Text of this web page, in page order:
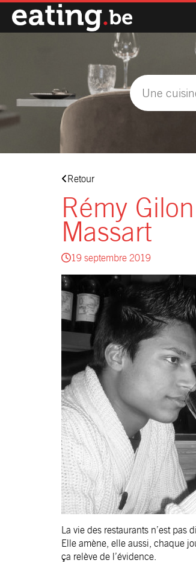
Retour
Rémy
Massart
19 septembre 2019
La vie des restaurants n’est pas
Elle amène, elle aussi, chaque
ça relève de l’évidence.